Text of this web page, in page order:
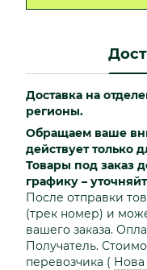
Доставка на
регионы.
Обращаем ваше
действует только
Товары под заказ
графику –
После отправки
(трек номер) и
вашего заказа.
Получатель.
перевозчика ( Нова